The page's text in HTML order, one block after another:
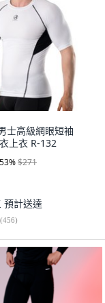
士高級網眼短袖
上衣 R-132
53%$271
預計送達
(456)